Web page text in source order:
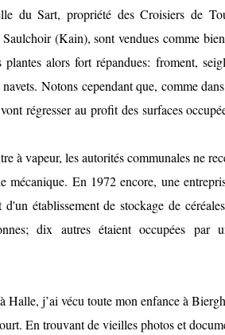
du Sart, propriété des Croisiers de
(Kain), sont vendues comme
alors fort répandues: froment,
Notons cependant que, comme
régresser au profit des surfaces
à vapeur, les autorités communales ne
mécanique. En 1972 encore, une
établissement de stockage de
dix autres étaient occupées par
Halle, j’ai vécu toute mon enfance à
En trouvant de vieilles photos et